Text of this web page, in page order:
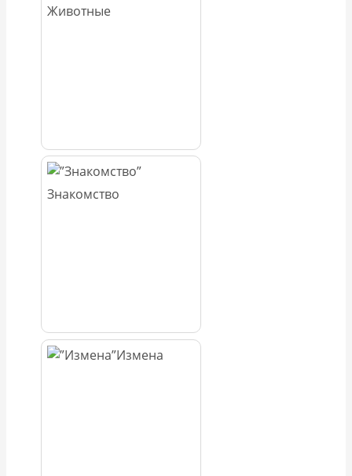
Животные
Знакомство
Измена